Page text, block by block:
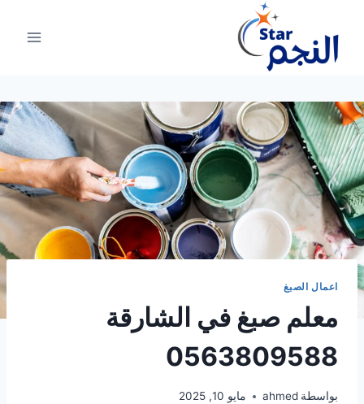
المحتوى
اعمال الصبغ
معلم صبغ في الشارقة
0563809588
بواسطة ahmed مايو 10, 2025